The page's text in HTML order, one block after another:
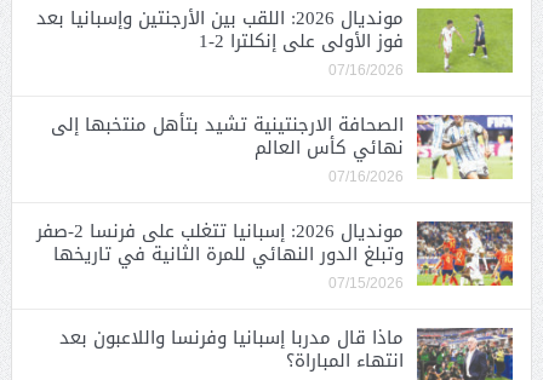
مونديال 2026: اللقب بين الأرجنتين وإسبانيا بعد
فوز الأولى على إنكلترا 2-1
07/16/2026
الصحافة الارجنتينية تشيد بتأهل منتخبها إلى
نهائي كأس العالم
07/16/2026
مونديال 2026: إسبانيا تتغلب على فرنسا 2-صفر
وتبلغ الدور النهائي للمرة الثانية في تاريخها
07/15/2026
ماذا قال مدربا إسبانيا وفرنسا واللاعبون بعد
انتهاء المباراة؟